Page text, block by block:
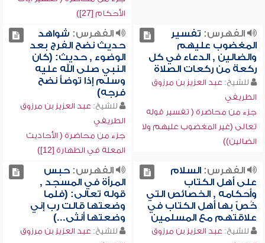
الأحكام [27])
الفهرس: تفسير
المغضوب عليهم
والضالين , الدعاء في كل
ركعة من ركعات الصلاة
للشيخ: عبد العزيز بن مرزوق
الطريفي
جزء من محاضرة ( تفسير قوله
تعالى (غير المغضوب عليهم ولا
الضالين))
الفهرس: شواهد
حديث نضح الفرج بعد
الوضوء , حديث: (كان
النبي صلى الله عليه
وسلم إذا توضأ نضح
فرجه)
للشيخ: عبد العزيز بن مرزوق
الطريفي
جزء من محاضرة ( الأحاديث
المعلة في الطهارة [12])
الفهرس:السلام
على أهل الكتاب
وأحكامه , الخصائص التي
خُصّ بها أهل الكتاب في
علاقتهم مع المسلمين
للشيخ: عبد العزيز بن مرزوق
الفهرس:حبس
المرأة في المسجد ,
قوله تعالى: (فلما
وضعتها قالت رب إني
وضعتها أنثى...)
للشيخ: عبد العزيز بن مرزوق